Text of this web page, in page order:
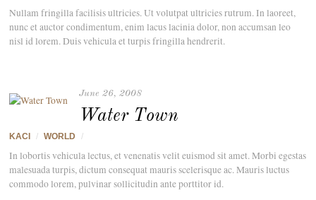
Nullam fringilla facilisis ultricies. Ut volutpat ultricies rutrum. In laoreet,
nunc et auctor condimentum, enim lacus lacinia dolor, non accumsan leo
nisl id lorem. Duis vehicula et turpis fringilla hendrerit.
June 26, 2008
Water Town
KACI / WORLD /
In lobortis vehicula lectus, et venenatis velit euismod sit amet. Morbi egestas
malesuada turpis, dictum consequat mauris scelerisque ac. Mauris luctus
commodo lorem, pulvinar sollicitudin ante porttitor id.